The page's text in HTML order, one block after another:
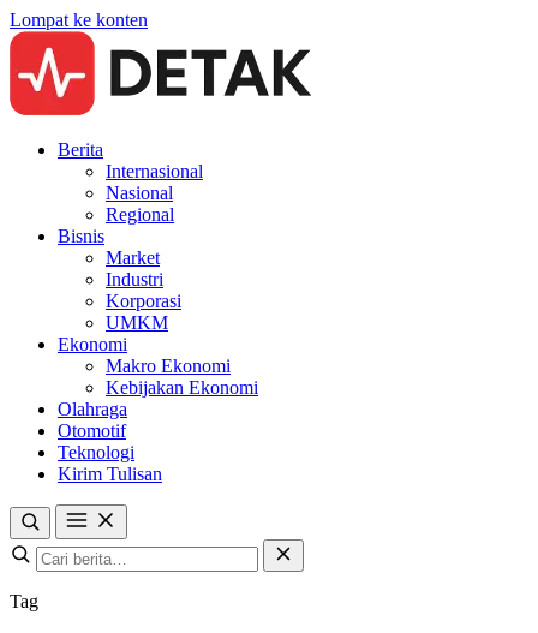
Lompat ke konten
Berita
Internasional
Nasional
Regional
Bisnis
Market
Industri
Korporasi
UMKM
Ekonomi
Makro Ekonomi
Kebijakan Ekonomi
Olahraga
Otomotif
Teknologi
Kirim Tulisan
Tag